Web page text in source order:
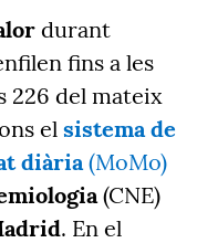
durant
fins a les
226 del mateix
el sistema de
diària(MoMo)
(CNE)
. En el